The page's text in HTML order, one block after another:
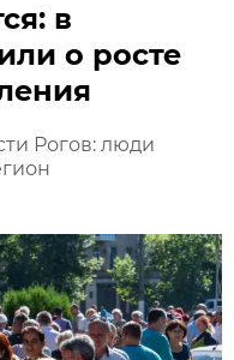
в
о росте
Рогов: люди